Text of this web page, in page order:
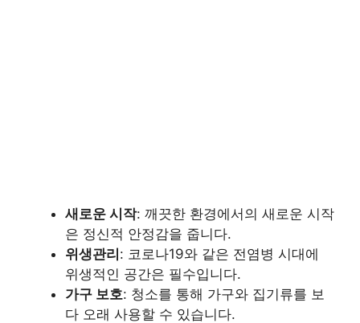
새로운 시작: 깨끗한 환경에서의 새로운 시작
은 정신적 안정감을 줍니다.
위생관리: 코로나19와 같은 전염병 시대에
위생적인 공간은 필수입니다.
가구 보호: 청소를 통해 가구와 집기류를 보
다 오래 사용할 수 있습니다.